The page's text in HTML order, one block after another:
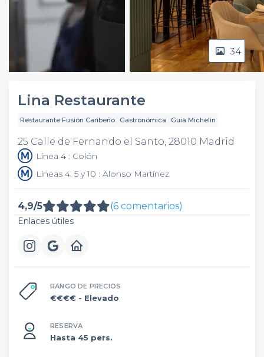
Play
Video
34
Lina Restaurante
Restaurante Fusión Caribeño Gastronómica Guia Michelin
25 Calle de Fernando el Santo, 28010 Madrid
Línea 4 : Colón
Líneas 4, 5 y 10 : Alonso Martínez
4,9/5 (6 comentarios)
Enlaces útiles
RANGO DE PRECIOS
€€€€ - Elevado
RESERVA
Hasta 45 pers.